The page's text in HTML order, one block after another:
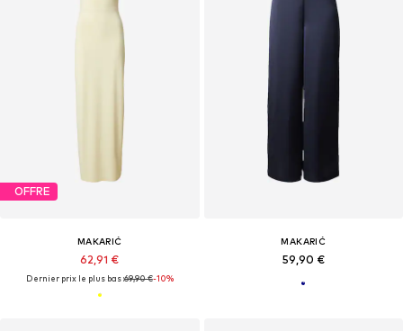
OFFRE
MAKARIĆ
62,91 €
Dernier prix le plus bas :69,90 €-10%
MAKARIĆ
59,90 €